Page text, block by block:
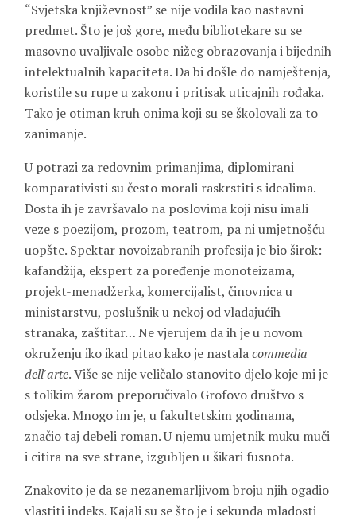
“Svjetska književnost” se nije vodila kao nastavni
predmet. Što je još gore, među bibliotekare su se
masovno uvaljivale osobe nižeg obrazovanja i bijednih
intelektualnih kapaciteta. Da bi došle do namještenja,
koristile su rupe u zakonu i pritisak uticajnih rođaka.
Tako je otiman kruh onima koji su se školovali za to
zanimanje.
U potrazi za redovnim primanjima, diplomirani
komparativisti su često morali raskrstiti s idealima.
Dosta ih je završavalo na poslovima koji nisu imali
veze s poezijom, prozom, teatrom, pa ni umjetnošću
uopšte. Spektar novoizabranih profesija je bio širok:
kafandžija, ekspert za poređenje monoteizama,
projekt-menadžerka, komercijalist, činovnica u
ministarstvu, poslušnik u nekoj od vladajućih
stranaka, zaštitar… Ne vjerujem da ih je u novom
okruženju iko ikad pitao kako je nastalacommedia
dell'arte. Više se nije veličalo stanovito djelo koje mi je
s tolikim žarom preporučivalo Grofovo društvo s
odsjeka. Mnogo im je, u fakultetskim godinama,
značio taj debeli roman. U njemu umjetnik muku muči
i citira na sve strane, izgubljen u šikari fusnota.
Znakovito je da se nezanemarljivom broju njih ogadio
vlastiti indeks. Kajali su se što je i sekunda mladosti